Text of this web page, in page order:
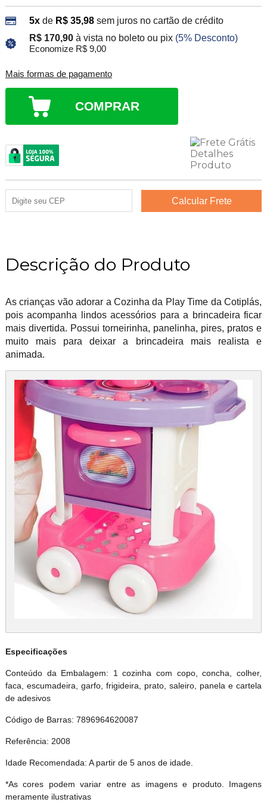
5xde R$ 35,98 sem juros no cartão de crédito
R$ 170,90 à vista no boleto ou pix (5% Desconto)
Economize R$ 9,00
Mais formas de pagamento
COMPRAR
Descrição do Produto
As crianças vão adorar a Cozinha da Play Time da Cotiplás,
pois acompanha lindos acessórios para a brincadeira ficar
mais divertida. Possui torneirinha, panelinha, pires, pratos e
muito mais para deixar a brincadeira mais realista e
animada.
Especificações
Conteúdo da Embalagem: 1 cozinha com copo, concha, colher,
faca, escumadeira, garfo, frigideira, prato, saleiro, panela e cartela
de adesivos
Código de Barras: 7896964620087
Referência: 2008
Idade Recomendada: A partir de 5 anos de idade.
*As cores podem variar entre as imagens e produto. Imagens
meramente ilustrativas